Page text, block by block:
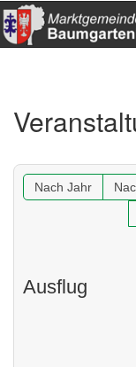
Sitemap anzeigen
Suche
E-Mail senden
Anfahrt via Google
Nach Jahr
Ausflug